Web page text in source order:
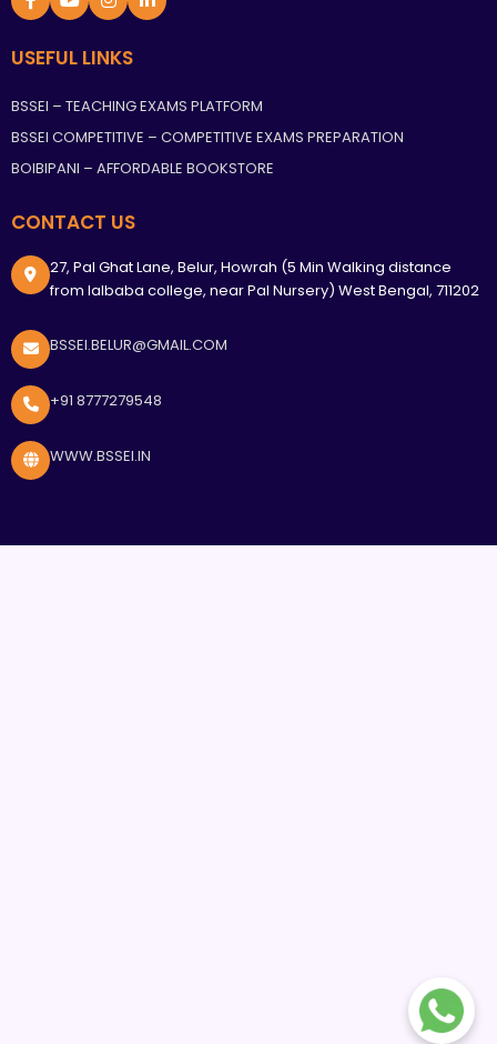
USEFUL LINKS
BSSEI – TEACHING EXAMS PLATFORM
BSSEI COMPETITIVE – COMPETITIVE EXAMS PREPARATION
BOIBIPANI – AFFORDABLE BOOKSTORE
CONTACT US
27, Pal Ghat Lane, Belur, Howrah (5 Min Walking distance
from lalbaba college, near Pal Nursery) West Bengal, 711202
BSSEI.BELUR@GMAIL.COM
+91 8777279548
WWW.BSSEI.IN